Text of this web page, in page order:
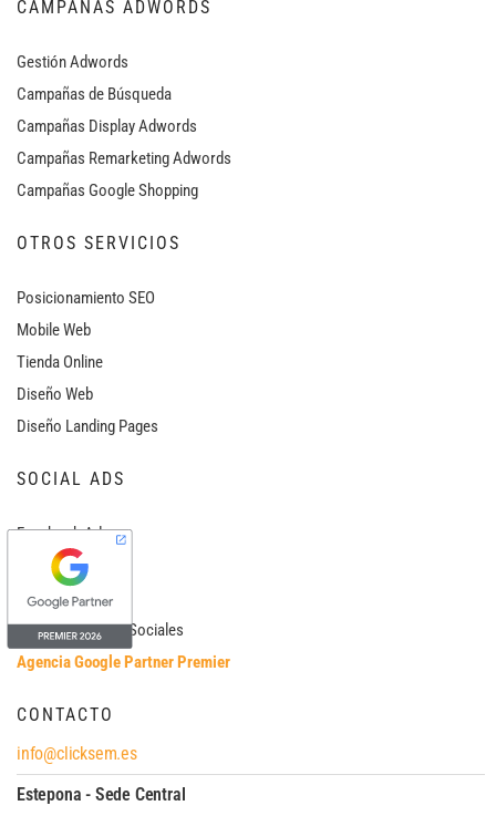
CAMPAÑAS ADWORDS
Gestión Adwords
Campañas de Búsqueda
Campañas Display Adwords
Campañas Remarketing Adwords
Campañas Google Shopping
OTROS SERVICIOS
Posicionamiento SEO
Mobile Web
Tienda Online
Diseño Web
Diseño Landing Pages
SOCIAL ADS
Facebook Ads
Instagram Ads
Linkedin Ads
Publicidad Redes Sociales
Agencia Google Partner Premier
CONTACTO
info@clicksem.es
Estepona - Sede Central